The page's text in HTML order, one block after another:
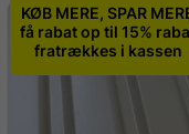
KØB MERE, SPAR
få rabat op til 15%
fratrækkes i kassen